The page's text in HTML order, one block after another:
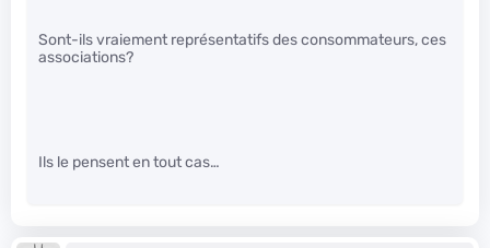
Sont-ils vraiement représentatifs des consommateurs, ces
associations?
Ils le pensent en tout cas…